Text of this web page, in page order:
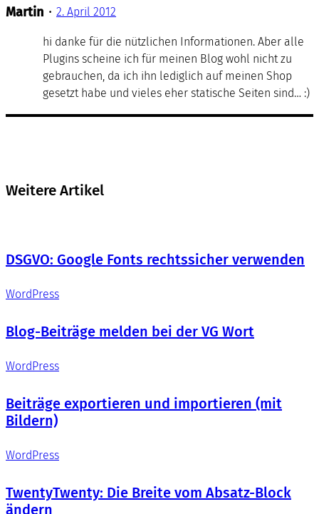
Martin • 2. April 2012
hi danke für die nützlichen Informationen. Aber alle
Plugins scheine ich für meinen Blog wohl nicht zu
gebrauchen, da ich ihn lediglich auf meinen Shop
gesetzt habe und vieles eher statische Seiten sind… :)
Weitere Artikel
DSGVO: Google Fonts rechtssicher verwenden
WordPress
Blog-Beiträge melden bei der VG Wort
WordPress
Beiträge exportieren und importieren (mit
Bildern)
WordPress
TwentyTwenty: Die Breite vom Absatz-Block
ändern